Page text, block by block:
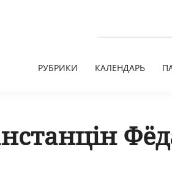
РУБРИКИ КАЛЕНДАРЬ